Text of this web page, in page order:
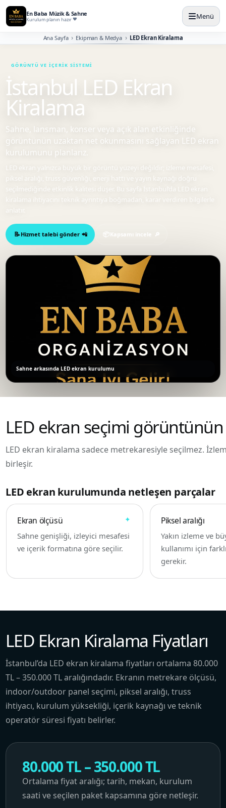
En Baba Müzik & Sahne
Kurulum planın hazır Menü
Ana Sayfa Ekipman & Medya LED Ekran Kiralama
İstanbul LED Ekran
Kiralama
Sahne, lansman, konser veya açık alan etkinliğinde
görüntünün uzaktan net okunmasını sağlayan LED ekran
kurulumunu planlarız.
LED ekran yalnızca büyük bir görüntü yüzeyi değildir; izleme mesafesi,
piksel aralığı, truss güvenliği, enerji hattı ve yayın kaynağı doğru
seçilmediğinde etkinlik kalitesi düşer. Bu sayfa İstanbul’da LED ekran
kiralama ihtiyacını teknik ayrıntıya boğmadan, karar verdiren bilgilerle
anlatır.
Hizmet talebi gönder Kapsamı incele
Sahne arkasında LED ekran kurulumu
LED ekran seçimi
LED ekran kiralama sadece metrekaresiyle seçilmez.
birleşir.
LED ekran kurulumunda netleşen parçalar
Ekran ölçüsü
Sahne genişliği, izleyici mesafesi
ve içerik formatına göre seçilir.
Piksel aralığı
Yakın izleme ve
kullanımı için
gerekir.
LED Ekran Kiralama Fiyatları
İstanbul’da LED ekran kiralama fiyatları ortalama 80.000
TL – 350.000 TL aralığındadır. Ekranın metrekare ölçüsü,
indoor/outdoor panel seçimi, piksel aralığı, truss
ihtiyacı, kurulum yüksekliği, içerik kaynağı ve teknik
operatör süresi fiyatı belirler.
80.000 TL – 350.000 TL
Ortalama fiyat aralığı; tarih, mekan, kurulum
saati ve seçilen paket kapsamına göre netleşir.